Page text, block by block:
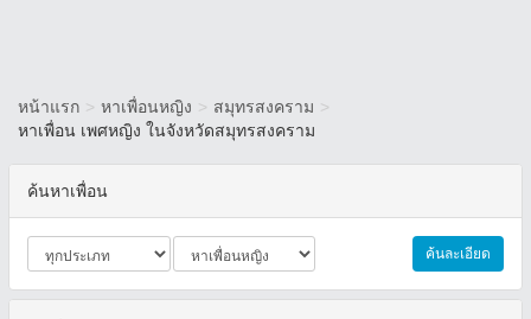
หน้าแรก > หาเพื่อนหญิง > สมุทรสงคราม >
หาเพื่อน เพศหญิง ในจังหวัดสมุทรสงคราม
ค้นหาเพื่อน
ค้นละเอียด